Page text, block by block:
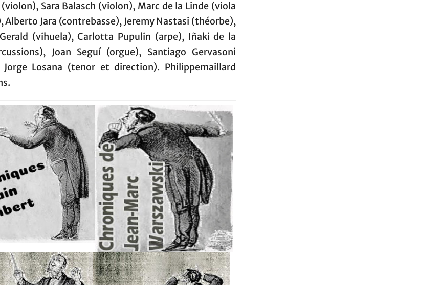
Sara Balasch (violon), Marc de la Linde (viola
Alberto Jara (contrebasse), Jeremy Nastasi (théorbe),
(vihuela), Carlotta Pupulin (arpe), Iñaki de la
Joan Seguí (orgue), Santiago Gervasoni
Jorge Losana (tenor et direction). Philippemaillard